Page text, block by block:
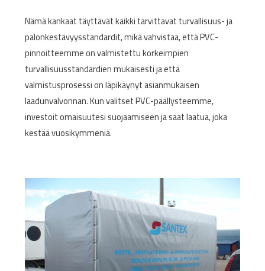
Nämä kankaat täyttävät kaikki tarvittavat turvallisuus- ja
palonkestävyysstandardit, mikä vahvistaa, että PVC-
pinnoitteemme on valmistettu korkeimpien
turvallisuusstandardien mukaisesti ja että
valmistusprosessi on läpikäynyt asianmukaisen
laadunvalvonnan. Kun valitset PVC-päällysteemme,
investoit omaisuutesi suojaamiseen ja saat laatua, joka
kestää vuosikymmeniä.